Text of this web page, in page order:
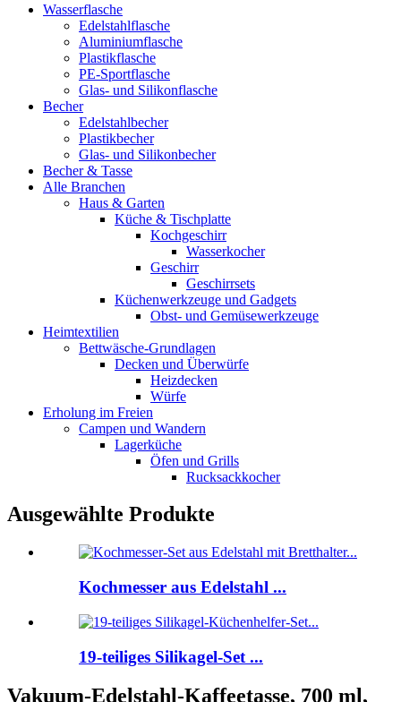
Wasserflasche
Edelstahlflasche
Aluminiumflasche
Plastikflasche
PE-Sportflasche
Glas- und Silikonflasche
Becher
Edelstahlbecher
Plastikbecher
Glas- und Silikonbecher
Becher & Tasse
Alle Branchen
Haus & Garten
Küche & Tischplatte
Kochgeschirr
Wasserkocher
Geschirr
Geschirrsets
Küchenwerkzeuge und Gadgets
Obst- und Gemüsewerkzeuge
Heimtextilien
Bettwäsche-Grundlagen
Decken und Überwürfe
Heizdecken
Würfe
Erholung im Freien
Campen und Wandern
Lagerküche
Öfen und Grills
Rucksackkocher
Ausgewählte Produkte
Kochmesser aus Edelstahl ...
19-teiliges Silikagel-Set ...
Vakuum-Edelstahl-Kaffeetasse, 700 ml,